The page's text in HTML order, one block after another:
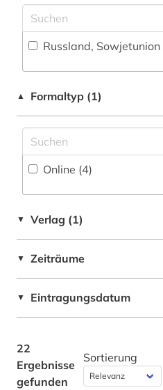
russland (1)
stahl (1)
stoffeigenschaft (1)
technik (3)
▲ Formaltyp (1)
Online (4)
▼ Verlag (1)
▼ Zeiträume
▼ Eintragungsdatum
22
Ergebnisse
gefunden
Sortierung